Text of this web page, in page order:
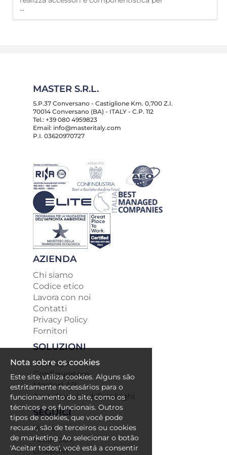
serramenti in alluminio, con un processo
fatto di ricerca, investimenti, studio della
...
MASTER S.R.L.
S.P.37 Conversano - Castiglione Km. 0,700 Z.I.
70014 Conversano (BA) - ITALY - C.P. 112
Tel.: +39 080 4959823
Email: info@masteritaly.com
P.I. 03620970727
AZIENDA
Chi siamo
Codice etico
Lavora con noi
Contatti
Privacy Policy
Fornitori
SOLUZIONI
Catalogo
Configuratore
MasterLAB
Area download Cataloghi
SEGUICI
News
Facebook
Linkedin
Nota sobre os cookies
Este site utiliza cookies. Alguns são
estritamente necessários para o
funcionamento do site, como os
técnicos e os funcionais. Outros
tipos de cookies, que você pode
recusar, são de terceiros ou cookies
de marketing. Ao selecionar o botão
'Aceitar todos', você está a consentir